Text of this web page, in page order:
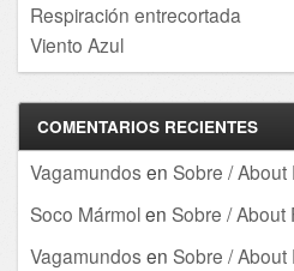
Respiración entrecortada
Viento Azul
COMENTARIOS RECIENTES
Vagamundos en Sobre /
Soco Mármolen Sobre / About
Vagamundos en Sobre /